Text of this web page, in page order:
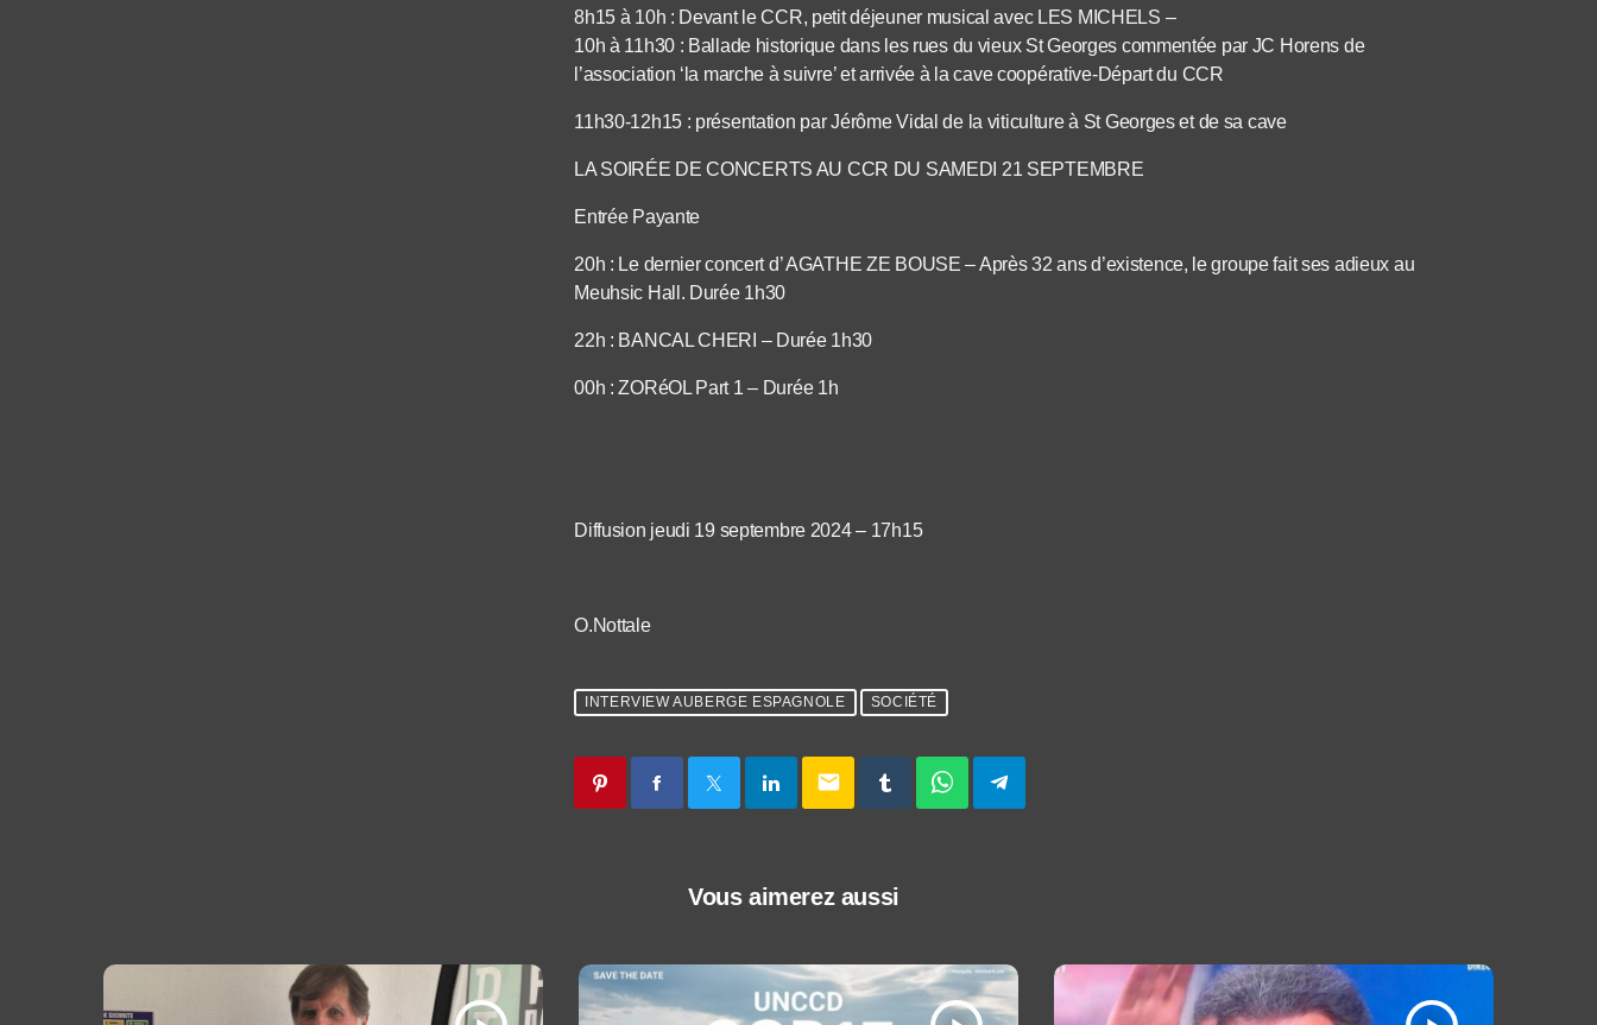
8h15 à 10h : Devant le CCR, petit déjeuner musical avec LES MICHELS –
10h à 11h30 : Ballade historique dans les rues du vieux St Georges commentée par JC Horens de
l’association ‘la marche à suivre’ et arrivée à la cave coopérative-Départ du CCR
11h30-12h15 : présentation par Jérôme Vidal de la viticulture à St Georges et de sa cave
LA SOIRÉE DE CONCERTS AU CCR DU SAMEDI 21 SEPTEMBRE
Entrée Payante
20h : Le dernier concert d’ AGATHE ZE BOUSE – Après 32 ans d’existence, le groupe fait ses adieux au
Meuhsic Hall. Durée 1h30
22h : BANCAL CHERI – Durée 1h30
00h : ZORéOL Part 1 – Durée 1h
Diffusion jeudi 19 septembre 2024 – 17h15
O.Nottale
INTERVIEW AUBERGE ESPAGNOLE SOCIÉTÉ
email
Vous aimerez aussi